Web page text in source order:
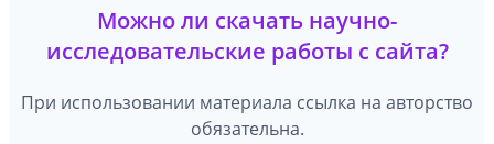
Можно ли скачать научно-
исследовательские работы с сайта?
При использовании материала ссылка на авторство
обязательна.